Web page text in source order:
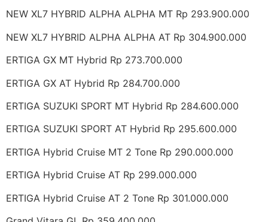
NEW XL7 HYBRID ALPHA ALPHA MT Rp 293.900.000
NEW XL7 HYBRID ALPHA ALPHA AT Rp 304.900.000
ERTIGA GX MT Hybrid Rp 273.700.000
ERTIGA GX AT Hybrid Rp 284.700.000
ERTIGA SUZUKI SPORT MT Hybrid Rp 284.600.000
ERTIGA SUZUKI SPORT AT Hybrid Rp 295.600.000
ERTIGA Hybrid Cruise MT 2 Tone Rp 290.000.000
ERTIGA Hybrid Cruise AT Rp 299.000.000
ERTIGA Hybrid Cruise AT 2 Tone Rp 301.000.000